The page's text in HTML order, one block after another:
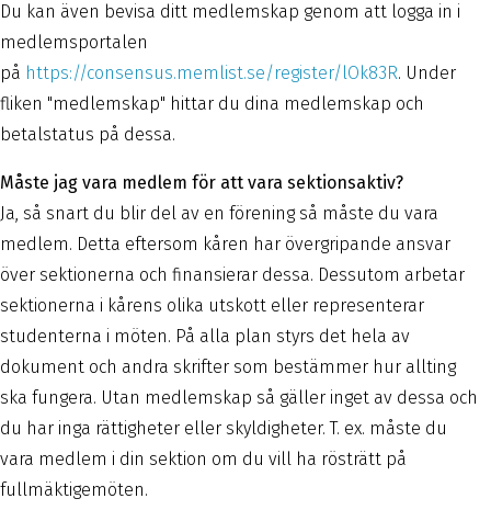
Du kan även bevisa ditt medlemskap genom att logga in i
medlemsportalen
på https://consensus.memlist.se/register/lOk83R. Under
fliken "medlemskap" hittar du dina medlemskap och
betalstatus på dessa.
Måste jag vara medlem för att vara sektionsaktiv?
Ja, så snart du blir del av en förening så måste du vara
medlem. Detta eftersom kåren har övergripande ansvar
över sektionerna och finansierar dessa. Dessutom arbetar
sektionerna i kårens olika utskott eller representerar
studenterna i möten. På alla plan styrs det hela av
dokument och andra skrifter som bestämmer hur allting
ska fungera. Utan medlemskap så gäller inget av dessa och
du har inga rättigheter eller skyldigheter. T. ex. måste du
vara medlem i din sektion om du vill ha rösträtt på
fullmäktigemöten.